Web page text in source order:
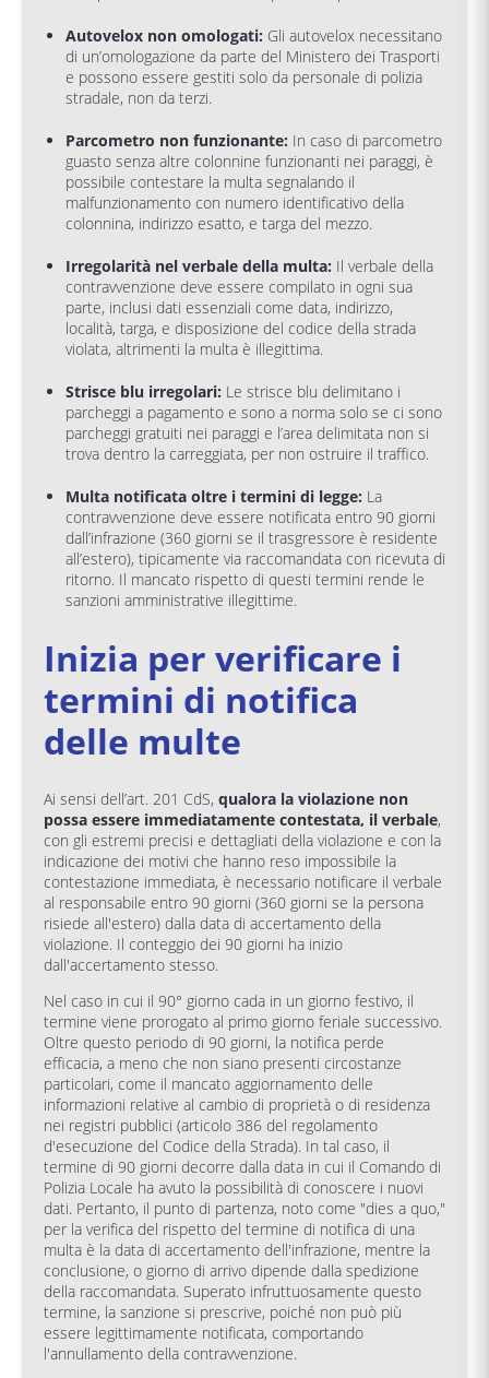
Autovelox non omologati: Gli autovelox necessitano
di un’omologazione da parte del Ministero dei Trasporti
e possono essere gestiti solo da personale di polizia
stradale, non da terzi.
Parcometro non funzionante: In caso di parcometro
guasto senza altre colonnine funzionanti nei paraggi, è
possibile contestare la multa segnalando il
malfunzionamento con numero identificativo della
colonnina, indirizzo esatto, e targa del mezzo.
Irregolarità nel verbale della multa: Il verbale della
contravvenzione deve essere compilato in ogni sua
parte, inclusi dati essenziali come data, indirizzo,
località, targa, e disposizione del codice della strada
violata, altrimenti la multa è illegittima.
Strisce blu irregolari: Le strisce blu delimitano i
parcheggi a pagamento e sono a norma solo se ci sono
parcheggi gratuiti nei paraggi e l’area delimitata non si
trova dentro la carreggiata, per non ostruire il traffico.
Multa notificata oltre i termini di legge: La
contravvenzione deve essere notificata entro 90 giorni
dall’infrazione (360 giorni se il trasgressore è residente
all’estero), tipicamente via raccomandata con ricevuta di
ritorno. Il mancato rispetto di questi termini rende le
sanzioni amministrative illegittime.
Inizia per verificare i
termini di notifica
delle multe
Ai sensi dell’art. 201 CdS, qualora la violazione non
possa essere immediatamente contestata, il verbale,
con gli estremi precisi e dettagliati della violazione e con la
indicazione dei motivi che hanno reso impossibile la
contestazione immediata, è necessario notificare il verbale
al responsabile entro 90 giorni (360 giorni se la persona
risiede all'estero) dalla data di accertamento della
violazione. Il conteggio dei 90 giorni ha inizio
dall'accertamento stesso.
Nel caso in cui il 90° giorno cada in un giorno festivo, il
termine viene prorogato al primo giorno feriale successivo.
Oltre questo periodo di 90 giorni, la notifica perde
efficacia, a meno che non siano presenti circostanze
particolari, come il mancato aggiornamento delle
informazioni relative al cambio di proprietà o di residenza
nei registri pubblici (articolo 386 del regolamento
d'esecuzione del Codice della Strada). In tal caso, il
termine di 90 giorni decorre dalla data in cui il Comando di
Polizia Locale ha avuto la possibilità di conoscere i nuovi
dati. Pertanto, il punto di partenza, noto come "dies a quo,"
per la verifica del rispetto del termine di notifica di una
multa è la data di accertamento dell'infrazione, mentre la
conclusione, o giorno di arrivo dipende dalla spedizione
della raccomandata. Superato infruttuosamente questo
termine, la sanzione si prescrive, poiché non può più
essere legittimamente notificata, comportando
l'annullamento della contravvenzione.